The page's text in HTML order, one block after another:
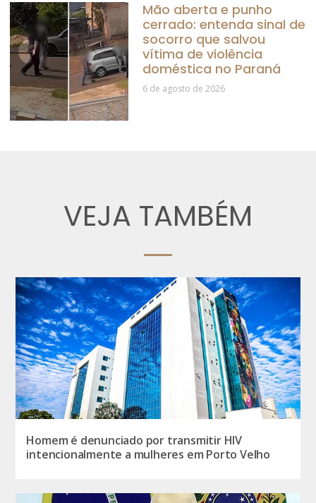
Mão aberta e punho
cerrado: entenda sinal de
socorro que salvou
vítima de violência
doméstica no Paraná
6 de agosto de 2026
VEJA TAMBÉM
Homem é denunciado por transmitir HIV
intencionalmente a mulheres em Porto Velho